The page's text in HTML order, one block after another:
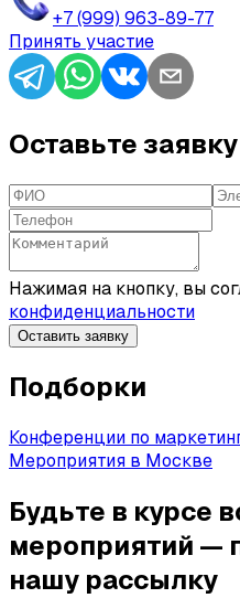
+7 (999) 963-89-77
Принять участие
Оставьте
Нажимая на кнопку, вы
конфиденциальности
Оставить заявку
Подборки
Конференции по
Мероприятия в Москве
Будьте в курсе
мероприятий —
нашу рассылку